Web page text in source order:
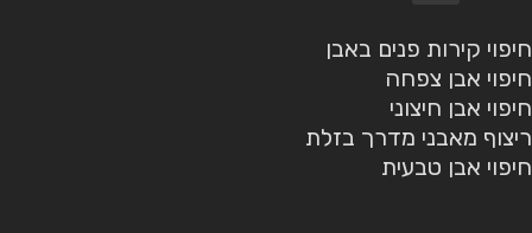
חיפוי קירות פנים באבן
חיפוי אבן צפחה
חיפוי אבן חיצוני
ריצוף מאבני מדרך בזלת
חיפוי אבן טבעית